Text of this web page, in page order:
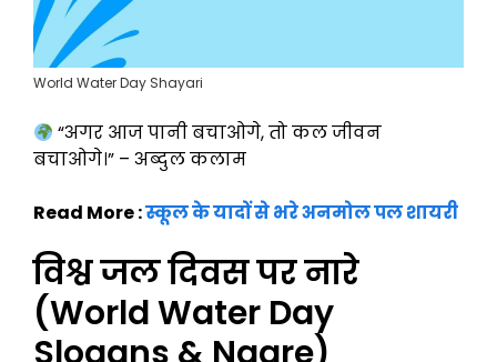
World Water Day Shayari
“अगर आज पानी बचाओगे, तो कल जीवन
बचाओगे।” – अब्दुल कलाम
Read More :स्कूल के यादों से भरे अनमोल पल शायरी
विश्व जल दिवस पर नारे
(World Water Day